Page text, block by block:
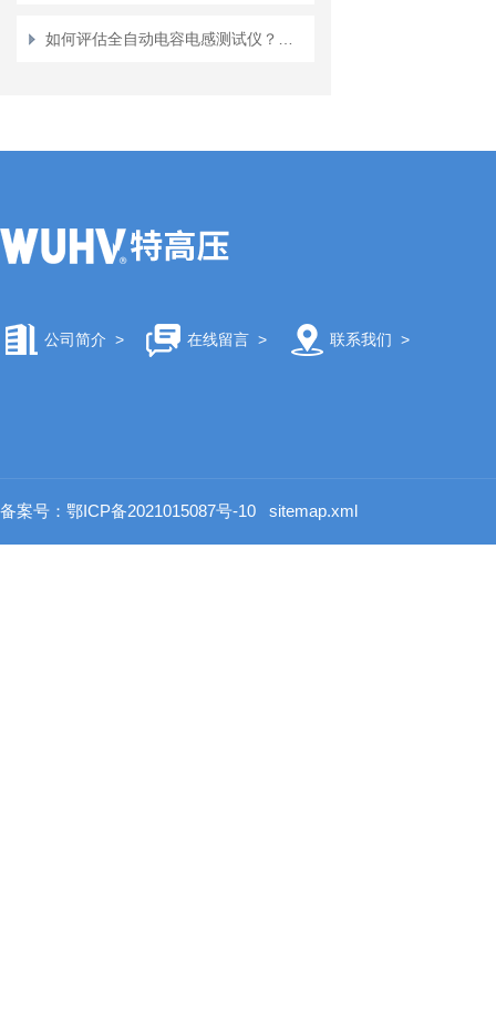
公司简介 > 在线留言> 联系我们 >
备案号：鄂ICP备2021015087号-10 sitemap.xml